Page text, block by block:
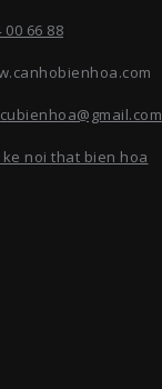
00 66 88
noi that bien hoa